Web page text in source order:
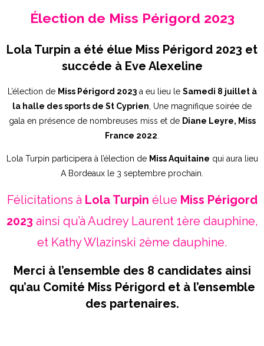
Élection de Miss Périgord 2023
Lola Turpin a été élue Miss Périgord 2023 et
succéde à Eve Alexeline
L’élection de Miss Périgord 2023a eu lieu le Samedi 8 juillet à
la halle des sports de St Cyprien , Une magnifique soirée de
gala en présence de nombreuses miss et de Diane Leyre, Miss
France 2022
Lola Turpin participera à l’élection de Miss Aquitaine qui aura lieu
A Bordeaux le 3 septembre prochain.
Félicitations à Lola Turpin élue Miss Périgord
2023 ainsi qu’à Audrey Laurent 1ère dauphine,
et Kathy Wlazinski 2ème dauphine.
Merci à l’ensemble des 8 candidates ainsi
qu’au Comité Miss Périgord et à l’ensemble
des partenaires.